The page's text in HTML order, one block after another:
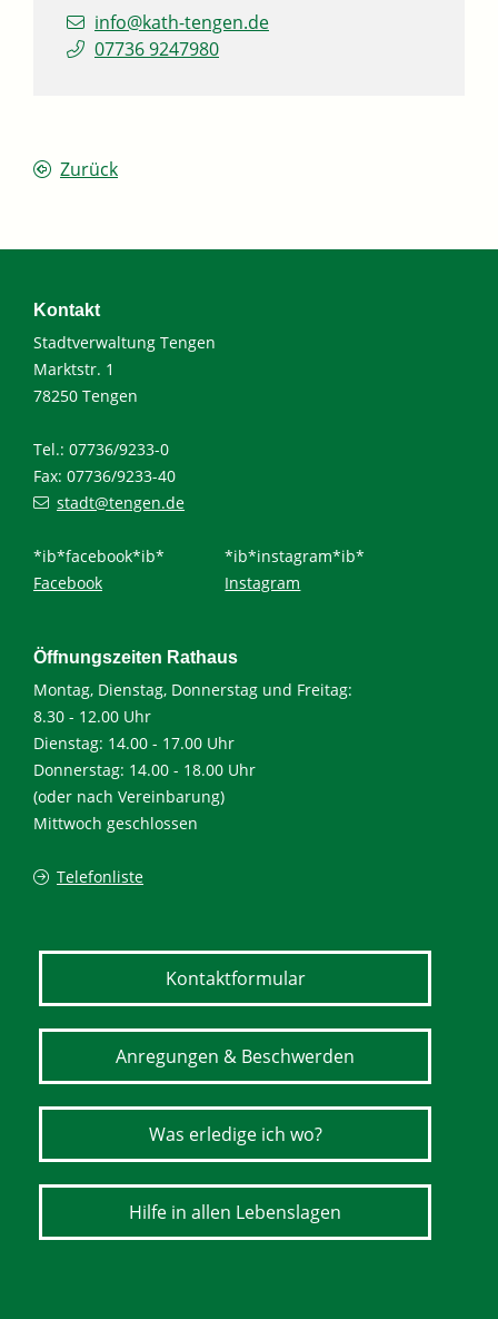
info@kath-tengen.de
07736 9247980
Zurück
Kontakt
Stadtverwaltung Tengen
Marktstr. 1
78250 Tengen
Tel.: 07736/9233-0
Fax: 07736/9233-40
stadt@tengen.de
*ib*facebook*ib*
Facebook
*ib*instagram*ib*
Instagram
Öffnungszeiten Rathaus
Montag, Dienstag, Donnerstag und Freitag:
8.30 - 12.00 Uhr
Dienstag: 14.00 - 17.00 Uhr
Donnerstag: 14.00 - 18.00 Uhr
(oder nach Vereinbarung)
Mittwoch geschlossen
Telefonliste
Kontaktformular
Anregungen & Beschwerden
Was erledige ich wo?
Hilfe in allen Lebenslagen